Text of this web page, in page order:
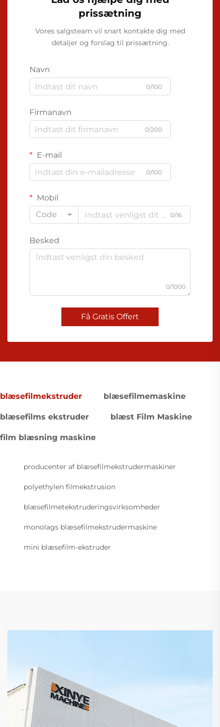
prissætning
Vores salgsteam vil snart kontakte dig med
detaljer og forslag til prissætning.
Navn
0/100
Firmanavn
0/200
E-mail
0/100
Mobil
Code
0/16
Besked
0/1000
Få Gratis Offert
blæsefilmekstruder blæsefilmemaskine
blæsefilms ekstruder blæst Film Maskine
film blæsning maskine
producenter af blæsefilmekstrudermaskiner
polyethylen filmekstrusion
blæsefilmetekstruderingsvirksomheder
monolags blæsefilmekstrudermaskine
mini blæsefilm-ekstruder